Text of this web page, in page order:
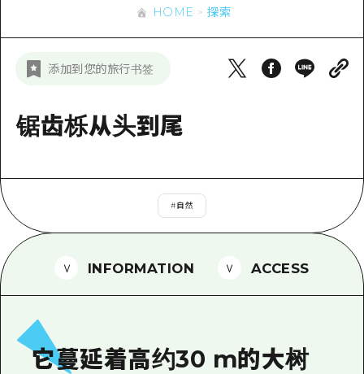
夜晚生活
标准
治愈
宫岛周边
短途旅行
1晚2天
2晚3天
东山口
爱媛
岛根
超值的游览门票
广岛免费无线上网
常见问题解答
新闻
HOME 探索
添加到您的旅行书签
锯齿栎从头到尾
#自然
INFORMATION ACCESS
它蔓延着高约30 m的大树